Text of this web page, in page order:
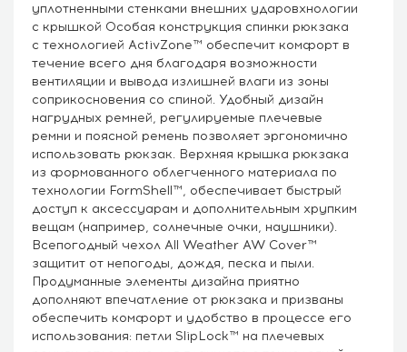
уплотненными стенками внешних ударовхнологии
с крышкой Особая конструкция спинки рюкзака
с технологией ActivZone™ обеспечит комфорт в
течение всего дня благодаря возможности
вентиляции и вывода излишней влаги из зоны
соприкосновения со спиной. Удобный дизайн
нагрудных ремней, регулируемые плечевые
ремни и поясной ремень позволяет эргономично
использовать рюкзак. Верхняя крышка рюкзака
из формованного облегченного материала по
технологии FormShell™, обеспечивает быстрый
доступ к аксессуарам и дополнительным хрупким
вещам (например, солнечные очки, наушники).
Всепогодный чехол All Weather AW Cover™
защитит от непогоды, дождя, песка и пыли.
Продуманные элементы дизайна приятно
дополняют впечатление от рюкзака и призваны
обеспечить комфорт и удобство в процессе его
использования: петли SlipLock™ на плечевых